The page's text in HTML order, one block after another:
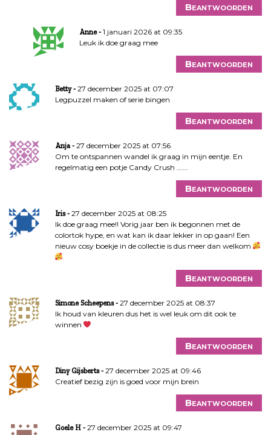
Beantwoorden
Anne
1 januari 2026 at 09:35
Leuk ik doe graag mee
Beantwoorden
Betty
27 december 2025 at 07:07
Legpuzzel maken of serie bingen
Beantwoorden
Anja
27 december 2025 at 07:56
Om te ontspannen wandel ik graag in mijn eentje. En
regelmatig een potje Candy Crush …….
Beantwoorden
Iris
27 december 2025 at 08:25
Ik doe graag mee!! Vorig jaar ben ik begonnen met de
colortok hype, en wat kan ik daar lekker in op gaan! Een
nieuw cosy boekje in de collectie is dus meer dan welkom
Beantwoorden
Simone Scheepens
27 december 2025 at 08:37
Ik houd van kleuren dus het is wel leuk om dit ook te
winnen
Beantwoorden
Diny Gijsberts
27 december 2025 at 09:46
Creatief bezig zijn is goed voor mijn brein
Beantwoorden
Goele H
27 december 2025 at 09:47